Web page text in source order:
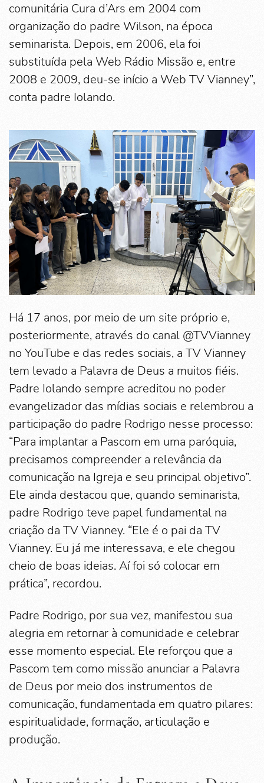
comunitária Cura d’Ars em 2004 com
organização do padre Wilson, na época
seminarista. Depois, em 2006, ela foi
substituída pela Web Rádio Missão e, entre
2008 e 2009, deu-se início a Web TV Vianney”,
conta padre Iolando.
Há 17 anos, por meio de um site próprio e,
posteriormente, através do canal @TVVianney
no YouTube e das redes sociais, a TV Vianney
tem levado a Palavra de Deus a muitos fiéis.
Padre Iolando sempre acreditou no poder
evangelizador das mídias sociais e relembrou a
participação do padre Rodrigo nesse processo:
“Para implantar a Pascom em uma paróquia,
precisamos compreender a relevância da
comunicação na Igreja e seu principal objetivo”.
Ele ainda destacou que, quando seminarista,
padre Rodrigo teve papel fundamental na
criação da TV Vianney. “Ele é o pai da TV
Vianney. Eu já me interessava, e ele chegou
cheio de boas ideias. Aí foi só colocar em
prática”, recordou.
Padre Rodrigo, por sua vez, manifestou sua
alegria em retornar à comunidade e celebrar
esse momento especial. Ele reforçou que a
Pascom tem como missão anunciar a Palavra
de Deus por meio dos instrumentos de
comunicação, fundamentada em quatro pilares:
espiritualidade, formação, articulação e
produção.